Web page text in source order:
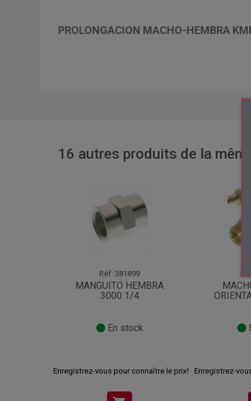
PROLONGACION MACHO-HEMBRA
16 autres produits de la
Réf. 381899
MANGUITO HEMBRA
3000 1/4
En stock
Enregistrez-vous pour connaître le prix! Enregistrez-